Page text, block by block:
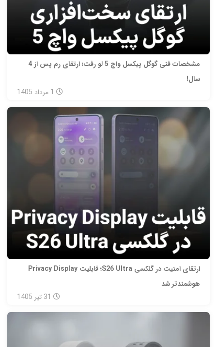
مشخصات فنی گوگل پیکسل واچ 5 لو رفت؛ ارتقای رم پس از 4
سال!
1 مرداد 1405
ارتقای امنیت در گلکسی S26 Ultra؛ قابلیت Privacy Display
هوشمندتر شد
31 تیر 1405